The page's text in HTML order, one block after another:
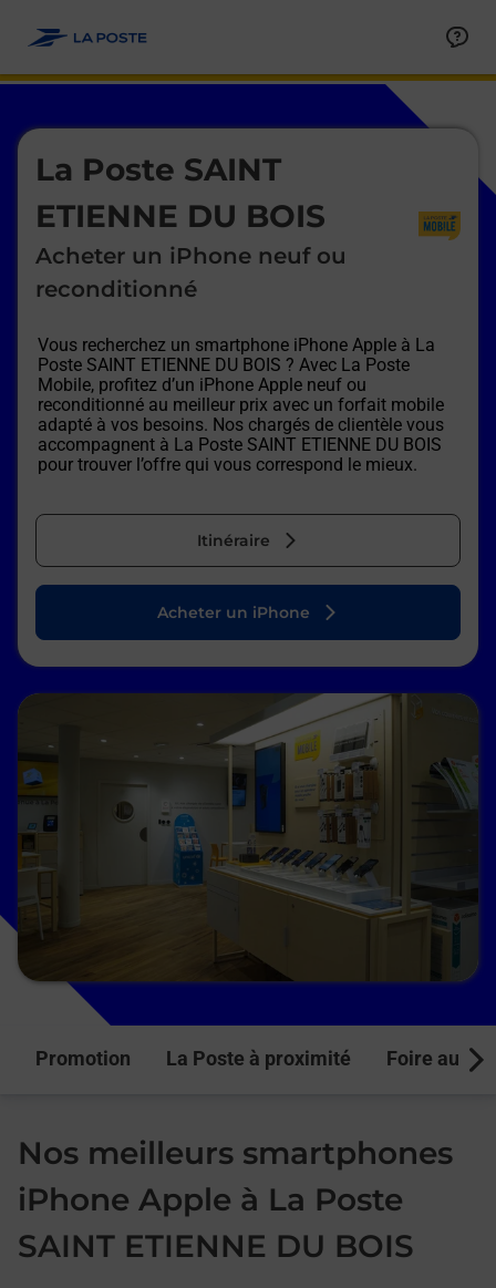
La Poste SAINT
ETIENNE DU BOIS
Acheter un iPhone neuf ou
reconditionné
Vous recherchez un smartphone iPhone Apple à La
Poste SAINT ETIENNE DU BOIS ? Avec La Poste
Mobile, profitez d’un iPhone Apple neuf ou
reconditionné au meilleur prix avec un forfait mobile
adapté à vos besoins. Nos chargés de clientèle vous
accompagnent à La Poste SAINT ETIENNE DU BOIS
pour trouver l’offre qui vous correspond le mieux.
Itinéraire
Le lien s'ouvre dans un nouvel onglet
Acheter un iPhone
Promotion La Poste à proximité Foire aux
Nos meilleurs smartphones
iPhone Apple à La Poste
SAINT ETIENNE DU BOIS